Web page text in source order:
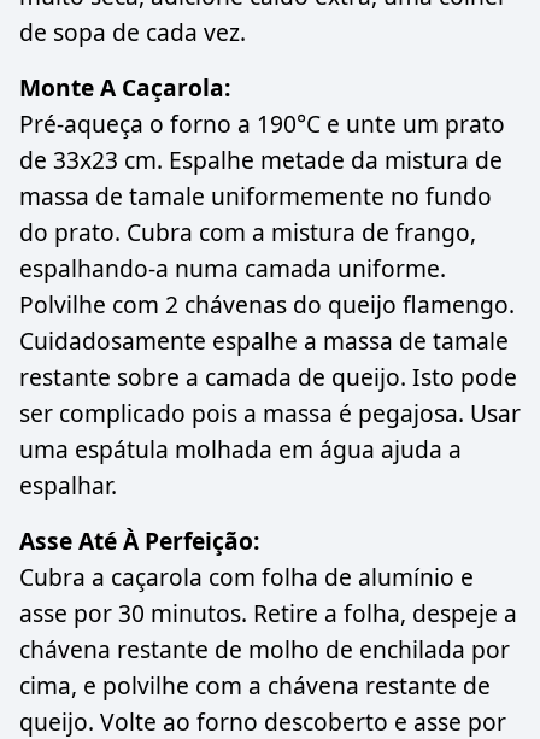
de sopa de cada vez.
Monte A Caçarola:
Pré-aqueça o forno a 190°C e unte um prato
de 33x23 cm. Espalhe metade da mistura de
massa de tamale uniformemente no fundo
do prato. Cubra com a mistura de frango,
espalhando-a numa camada uniforme.
Polvilhe com 2 chávenas do queijo flamengo.
Cuidadosamente espalhe a massa de tamale
restante sobre a camada de queijo. Isto pode
ser complicado pois a massa é pegajosa. Usar
uma espátula molhada em água ajuda a
espalhar.
Asse Até À Perfeição:
Cubra a caçarola com folha de alumínio e
asse por 30 minutos. Retire a folha, despeje a
chávena restante de molho de enchilada por
cima, e polvilhe com a chávena restante de
queijo. Volte ao forno descoberto e asse por